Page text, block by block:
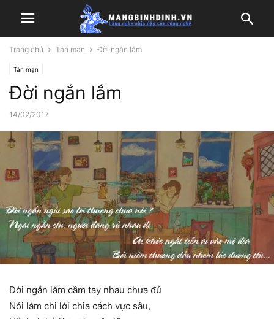
Trang chủ Tản mạn Đời ngắn lắm
Tản mạn
Đời ngắn lắm
14/02/2017
Đời ngắn lắm cầm tay nhau chưa đủ
Nói làm chi lời chia cách vực sâu,